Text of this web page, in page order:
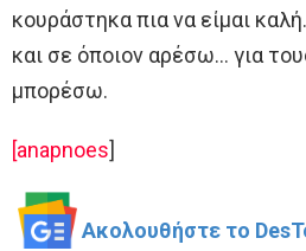
κουράστηκα πια να είμαι
και σε όποιον αρέσω… για
μπορέσω.
[anapnoes]
Ακολουθήστε το